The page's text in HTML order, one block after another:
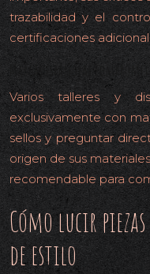
trazabilidad y el
certificaciones
Marcas españolas
Varios talleres y
exclusivamente con
sellos y preguntar
origen de sus
recomendable para
Cómo lucir
de estilo